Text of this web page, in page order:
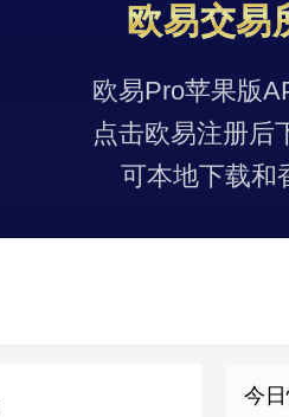
欧易交易
欧易Pro苹果版
点击欧易注册后
可本地下载和
今